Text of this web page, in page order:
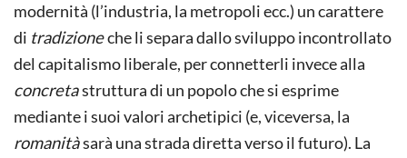
modernità (l’industria, la metropoli ecc.) un carattere
di tradizioneche li separa dallo sviluppo incontrollato
del capitalismo liberale, per connetterli invece alla
concretastruttura di un popolo che si esprime
mediante i suoi valori archetipici (e, viceversa, la
romanitàsarà una strada diretta verso il futuro). La